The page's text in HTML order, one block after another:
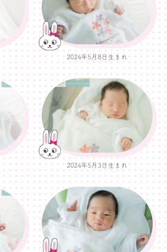
2024年5月8日生まれ
2024年5月3日生まれ